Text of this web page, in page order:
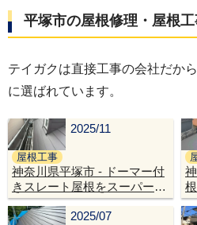
また、棟部分には、屋根材を立
金属下地である「エスヌキ」を
これは、工事を担当したテイガ
これらの工程を経て屋根カバー
工事は、施主の協力もありスム
した。
この施工例の詳細
平塚市の屋根修理・屋根
テイガクは直接工事の会社だか
に選ばれています。
2025/11
屋根工事
神奈川県平塚市 - ドーマー付
きスレート屋根をスーパーガ
ルテクトで屋根リフォーム
2025/07